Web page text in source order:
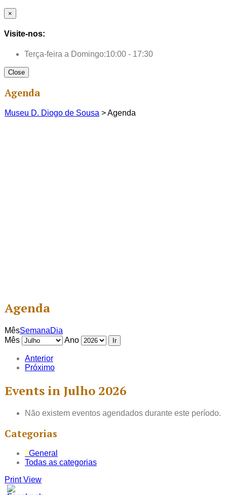
×
Visite-nos:
Terça-feira a Domingo:10:00 - 17:30
Close
Agenda
Museu D. Diogo de Sousa >Agenda
Agenda
MêsSemanaDia
Mês
Ano
Anterior
Próximo
Events in Julho 2026
Não existem eventos agendados durante este período.
Categorias
General
Todas as categorias
PrintView